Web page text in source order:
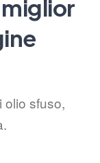
olio sfuso,